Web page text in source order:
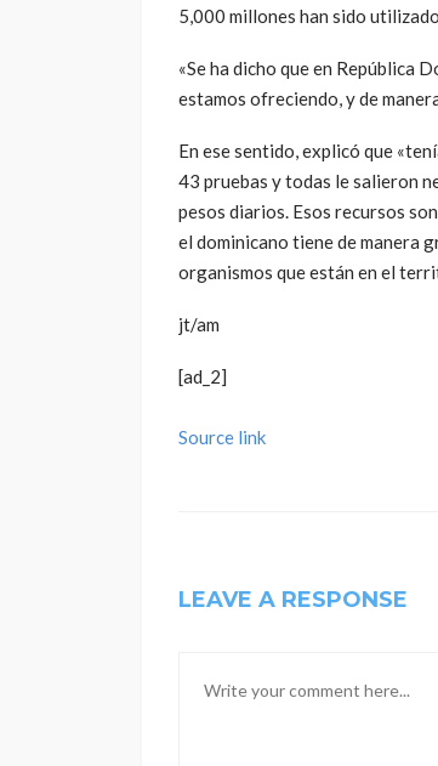
5,000 millones han sido
«Se ha dicho que en República
estamos ofreciendo, y de
En ese sentido, explicó que
43 pruebas y todas le salieron
pesos diarios. Esos recursos
el dominicano tiene de manera
organismos que están en el
jt/am
[ad_2]
Source link
LEAVE A RESPONSE